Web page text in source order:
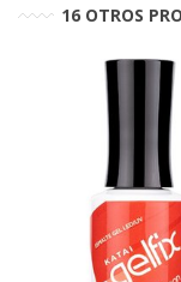
16 OTROS